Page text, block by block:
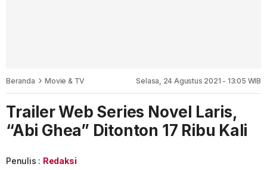
Beranda Movie & TV Selasa, 24 Agustus 2021 - 13:05 WIB
Trailer Web Series Novel Laris,
“Abi Ghea” Ditonton 17 Ribu Kali
Penulis : Redaksi